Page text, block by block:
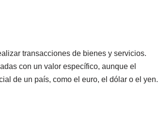
transacciones de bienes y servicios.
con un valor específico, aunque el
de un país, como el euro, el dólar o el yen.